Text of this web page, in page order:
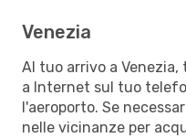
Venezia
Al tuo arrivo a
a Internet sul tuo
l'aeroporto. Se
nelle vicinanze per